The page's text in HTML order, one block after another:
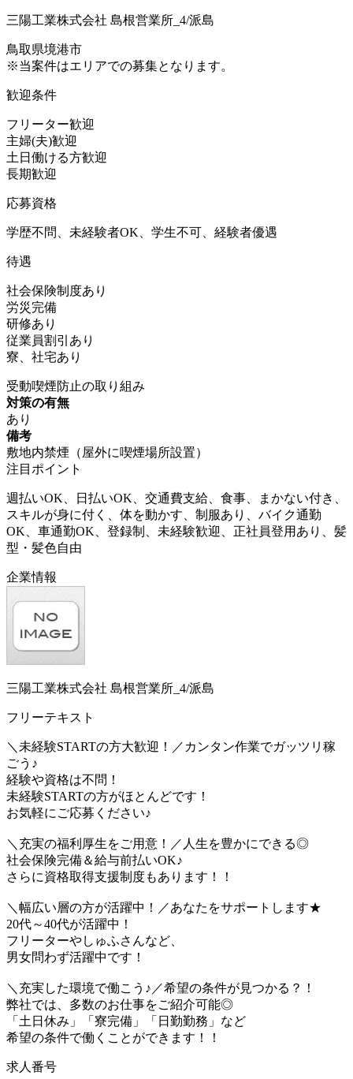
三陽工業株式会社 島根営業所_4/派島
鳥取県境港市
※当案件はエリアでの募集となります。
歓迎条件
フリーター歓迎
主婦(夫)歓迎
土日働ける方歓迎
長期歓迎
応募資格
学歴不問、未経験者OK、学生不可、経験者優遇
待遇
社会保険制度あり
労災完備
研修あり
従業員割引あり
寮、社宅あり
受動喫煙防止の取り組み
対策の有無
あり
備考
敷地内禁煙（屋外に喫煙場所設置）
注目ポイント
週払いOK、日払いOK、交通費支給、食事、まかない付き、
スキルが身に付く、体を動かす、制服あり、バイク通勤
OK、車通勤OK、登録制、未経験歓迎、正社員登用あり、髪
型・髪色自由
企業情報
三陽工業株式会社 島根営業所_4/派島
フリーテキスト
＼未経験STARTの方大歓迎！／カンタン作業でガッツリ稼
ごう♪
経験や資格は不問！
未経験STARTの方がほとんどです！
お気軽にご応募ください♪
＼充実の福利厚生をご用意！／人生を豊かにできる◎
社会保険完備＆給与前払いOK♪
さらに資格取得支援制度もあります！！
＼幅広い層の方が活躍中！／あなたをサポートします★
20代～40代が活躍中！
フリーターやしゅふさんなど、
男女問わず活躍中です！
＼充実した環境で働こう♪／希望の条件が見つかる？！
弊社では、多数のお仕事をご紹介可能◎
「土日休み」「寮完備」「日勤勤務」など
希望の条件で働くことができます！！
求人番号